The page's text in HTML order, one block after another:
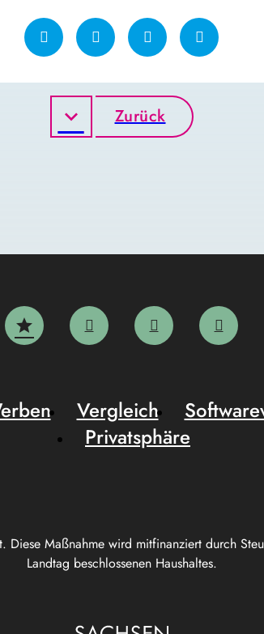
Zurück
Diese Maßnahme wird mitfinanziert durch
Landtag beschlossenen Haushaltes.
Vergleich
Privatsphäre